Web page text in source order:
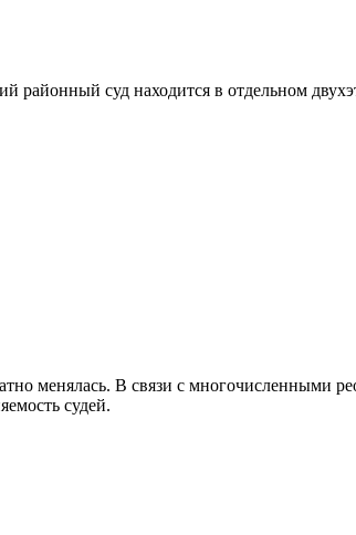
районный суд находится в отдельном
менялась. В связи с многочисленными
судей.